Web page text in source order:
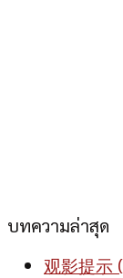
บทความล่าสุด
观影提示